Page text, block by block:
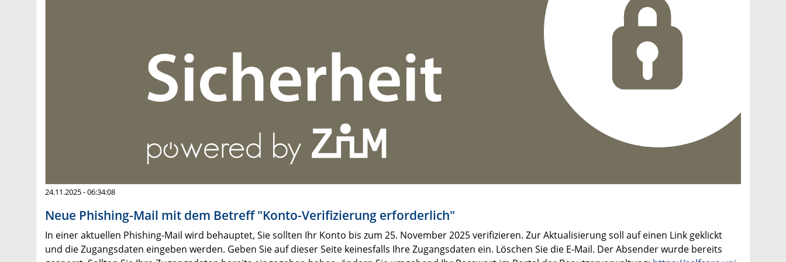
24.11.2025 - 06:34:08
Neue Phishing-Mail mit dem Betreff "Konto-Verifizierung erforderlich"
In einer aktuellen Phishing-Mail wird behauptet, Sie sollten Ihr Konto bis zum 25. November 2025 verifizieren. Zur Aktualisierung soll auf einen Link geklickt
und die Zugangsdaten eingeben werden. Geben Sie auf dieser Seite keinesfalls Ihre Zugangsdaten ein. Löschen Sie die E-Mail. Der Absender wurde bereits